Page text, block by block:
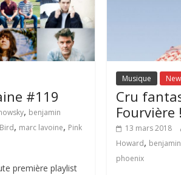
#119
, benjamin
, marc lavoine, Pink
première playlist
Musique
Cru
Fourvière !
13 mars 2018
Howard,
phoenix